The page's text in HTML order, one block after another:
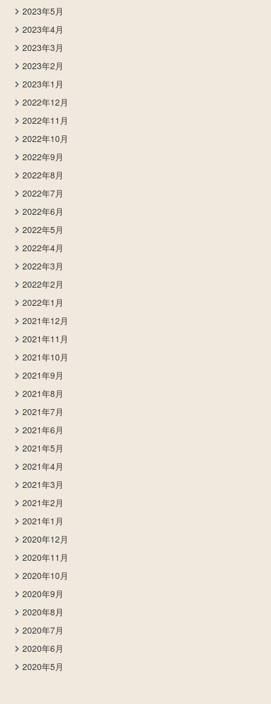
2023年5月
2023年4月
2023年3月
2023年2月
2023年1月
2022年12月
2022年11月
2022年10月
2022年9月
2022年8月
2022年7月
2022年6月
2022年5月
2022年4月
2022年3月
2022年2月
2022年1月
2021年12月
2021年11月
2021年10月
2021年9月
2021年8月
2021年7月
2021年6月
2021年5月
2021年4月
2021年3月
2021年2月
2021年1月
2020年12月
2020年11月
2020年10月
2020年9月
2020年8月
2020年7月
2020年6月
2020年5月